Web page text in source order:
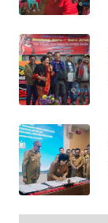
FORWAMKI
ALPERKLINAS
FORJASIDA
TAMBANG
NEWS
SITUNGIR
NEWS